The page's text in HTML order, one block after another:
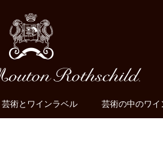
芸術とワインラベル 芸術の中のワ